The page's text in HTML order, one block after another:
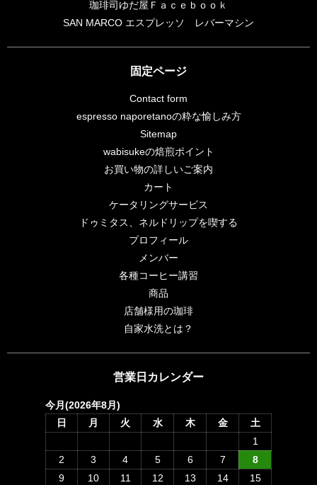
珈琲司ゆだ屋Ｆａｃｅｂｏｏｋ
SAN MARCO エスプレッソ レバーマシン
固定ページ
Contact form
espresso naporetanoの粋な愉しみ方
Sitemap
wabisukeの焙煎ポイント
お買い物の詳しいご案内
カート
ケータリングサービス
ドゥミタス、ネルドリップを喫する
プロフィール
メンバー
各種コーヒー講習
商品
店舗様用の珈琲
自家水洗とは？
営業日カレンダー
今月(2026年8月)
日
月 火 水 木 金
土
1
2
3 4 5 6 7
8
9
10 11 12 13 14 15